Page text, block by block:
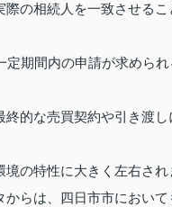
の相続人を一致させる
期間内の申請が求めら
的な売買契約や引き渡
の特性に大きく左右され
らは、四日市市におい